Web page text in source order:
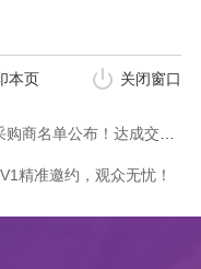
本页 关闭窗口
达成交易，是我们唯一的目标！
精准邀约，观众无忧！